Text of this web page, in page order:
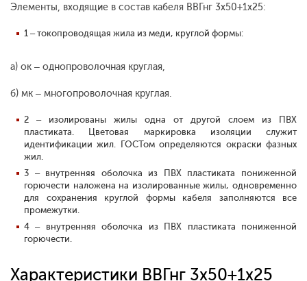
Элементы, входящие в состав кабеля ВВГнг 3х50+1х25:
1 – токопроводящая жила из меди, круглой формы:
а) ок – однопроволочная круглая,
б) мк – многопроволочная круглая.
2 – изолированы жилы одна от другой слоем из ПВХ
пластиката. Цветовая маркировка изоляции служит
идентификации жил. ГОСТом определяются окраски фазных
жил.
3 – внутренняя оболочка из ПВХ пластиката пониженной
горючести наложена на изолированные жилы, одновременно
для сохранения круглой формы кабеля заполняются все
промежутки.
4 – внутренняя оболочка из ПВХ пластиката пониженной
горючести.
Характеристики ВВГнг 3х50+1х25